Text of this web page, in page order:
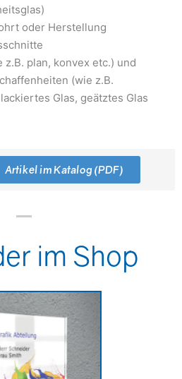
oder Herstellung
z.B. plan, konvex etc.) und
(wie z.B.
Glas, geätztes Glas
Artikel im Katalog (PDF)
im Shop